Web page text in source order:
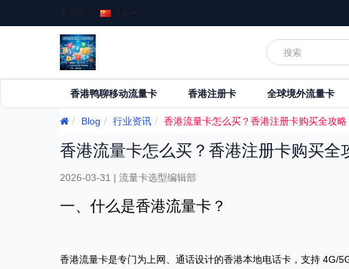
香港鸭聊移动流量卡 香港注册卡 全球境外流量卡
Blog 行业资讯 香港流量卡怎么买？香港注册卡购买全攻略
香港流量卡怎么买？香港注册卡购买全
2026-03-31 | 流量卡选型编辑部
一、什么是香港流量卡？
香港流量卡是专门为上网、通话设计的香港本地电话卡，支持 4G/